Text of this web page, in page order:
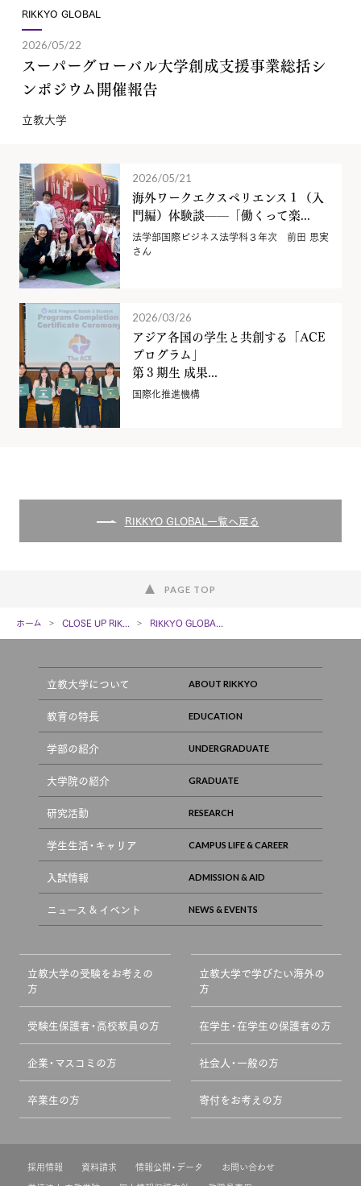
RIKKYO GLOBAL
2026/05/22
スーパーグローバル大学創成支援事業総括シ
ンポジウム開催報告
立教大学
2026/05/21
海外ワークエクスペリエンス１（入
門編）体験談——「働くって楽...
法学部国際ビジネス法学科３年次 前田 思実
さん
2026/03/26
アジア各国の学生と共創する「ACE
プログラム」
第３期生 成果...
国際化推進機構
RIKKYO GLOBAL一覧へ戻る
PAGE TOP
ホーム CLOSE UP RIK... RIKKYO GLOBA...
立教大学について
教育の特長
学部の紹介
大学院の紹介
研究活動
学生生活・キャリア
入試情報
ニュース & イベント
立教大学の受験をお考えの
方
立教大学で学びたい海外の
方
受験生保護者・高校教員の方 在学生・在学生の保護者の方
企業・マスコミの方 社会人・一般の方
卒業生の方 寄付をお考えの方
採用情報 資料請求 情報公開・データ
お問い合わせ